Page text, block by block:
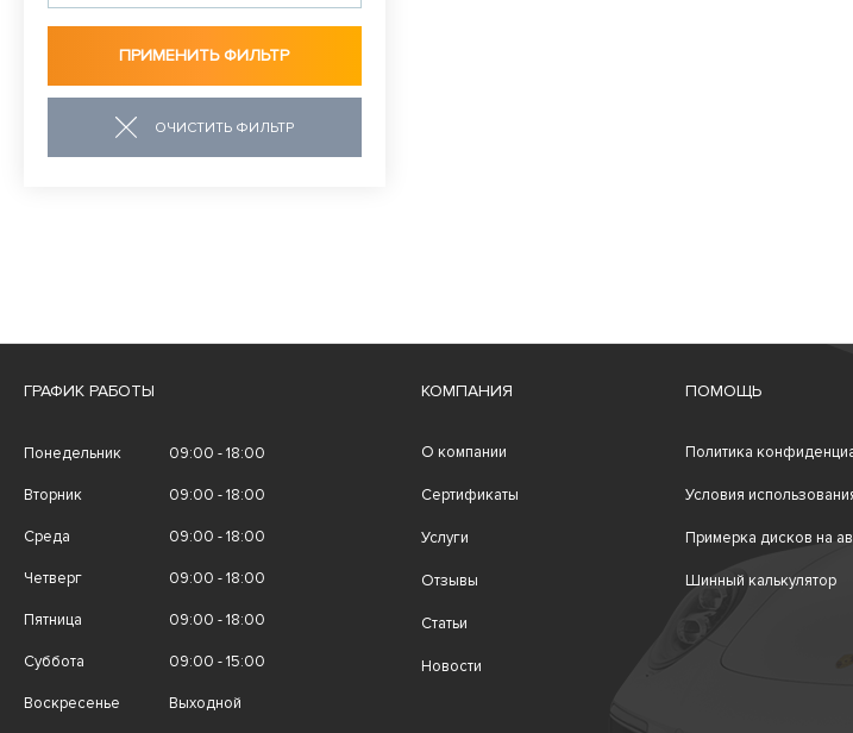
ОЧИСТИТЬ ФИЛЬТР
ГРАФИК РАБОТЫ
Понедельник 09:00 - 18:00
Вторник 09:00 - 18:00
Среда 09:00 - 18:00
Четверг 09:00 - 18:00
Пятница 09:00 - 18:00
Суббота 09:00 - 15:00
Воскресенье Выходной
КОМПАНИЯ
О компании
Сертификаты
Услуги
Отзывы
Статьи
Новости
ПОМОЩЬ
Политика
Условия
Примерка дисков на
Шинный калькулятор